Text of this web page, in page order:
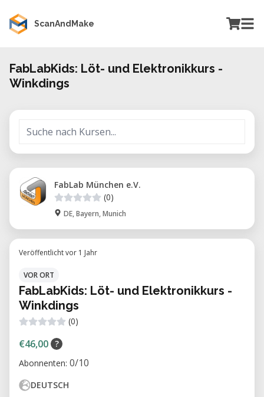
ScanAndMake
FabLabKids: Löt- und Elektronikkurs -
Winkdings
FabLab München e.V.
(0)
DE, Bayern, Munich
Veröffentlicht vor 1 Jahr
VOR ORT
FabLabKids: Löt- und Elektronikkurs -
Winkdings
(0)
€46,00 ?
Abonnenten: 0/10
DEUTSCH